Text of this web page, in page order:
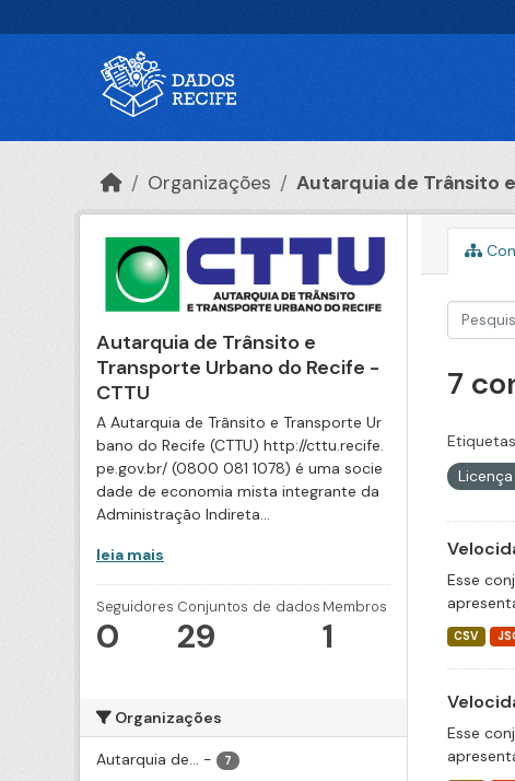
Organizações Autarquia de Trânsito
Autarquia de Trânsito e
Transporte Urbano do Recife -
CTTU
A Autarquia de Trânsito e Transporte Ur
bano do Recife (CTTU) http://cttu.recife.
pe.gov.br/ (0800 081 1078) é uma socie
dade de economia mista integrante da
Administração Indireta...
leia mais
Seguidores
0
Conjuntos de dados
29
Membros
1
Organizações
Autarquia de... - 7
7
Esse
CSV
Esse